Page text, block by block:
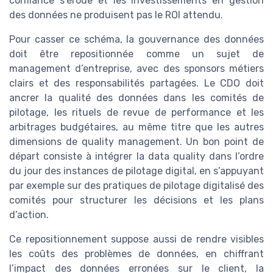
des données ne produisent pas le ROI attendu.
Pour casser ce schéma, la gouvernance des données
doit être repositionnée comme un sujet de
management d’entreprise, avec des sponsors métiers
clairs et des responsabilités partagées. Le CDO doit
ancrer la qualité des données dans les comités de
pilotage, les rituels de revue de performance et les
arbitrages budgétaires, au même titre que les autres
dimensions de quality management. Un bon point de
départ consiste à intégrer la data quality dans l’ordre
du jour des instances de pilotage digital, en s’appuyant
par exemple sur des pratiques de pilotage digitalisé des
comités pour structurer les décisions et les plans
d’action.
Ce repositionnement suppose aussi de rendre visibles
les coûts des problèmes de données, en chiffrant
l’impact des données erronées sur le client, la